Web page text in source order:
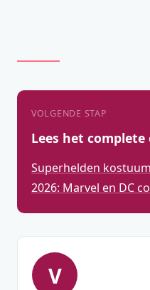
VOLGENDE STAP
Lees het
Superhelden
2026: Marvel en DC
V